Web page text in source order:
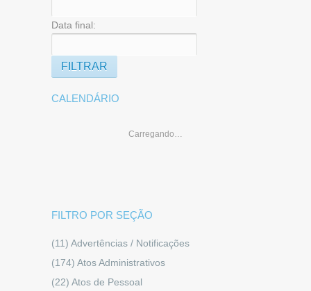
Data final:
CALENDÁRIO
Carregando…
FILTRO POR SEÇÃO
(11) Advertências / Notificações
(174) Atos Administrativos
(22) Atos de Pessoal